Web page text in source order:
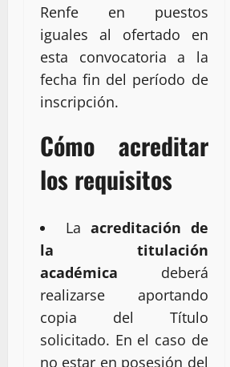
Renfe en puestos
iguales al ofertado en
esta convocatoria a la
fecha fin del período de
inscripción.
Cómo acreditar
los requisitos
La acreditación de
la titulación
académica deberá
realizarse aportando
copia del Título
solicitado. En el caso de
no estar en posesión del